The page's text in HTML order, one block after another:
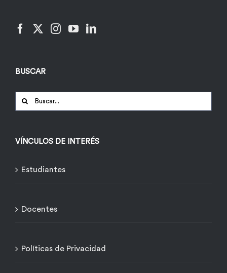
BUSCAR
Buscar:
VÍNCULOS DE INTERÉS
Estudiantes
Docentes
Políticas de Privacidad